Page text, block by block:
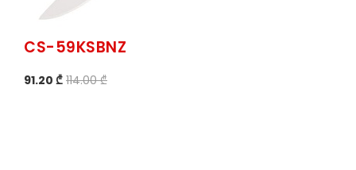
CS-59KSBNZ
91.20 ₾ 114.00 ₾